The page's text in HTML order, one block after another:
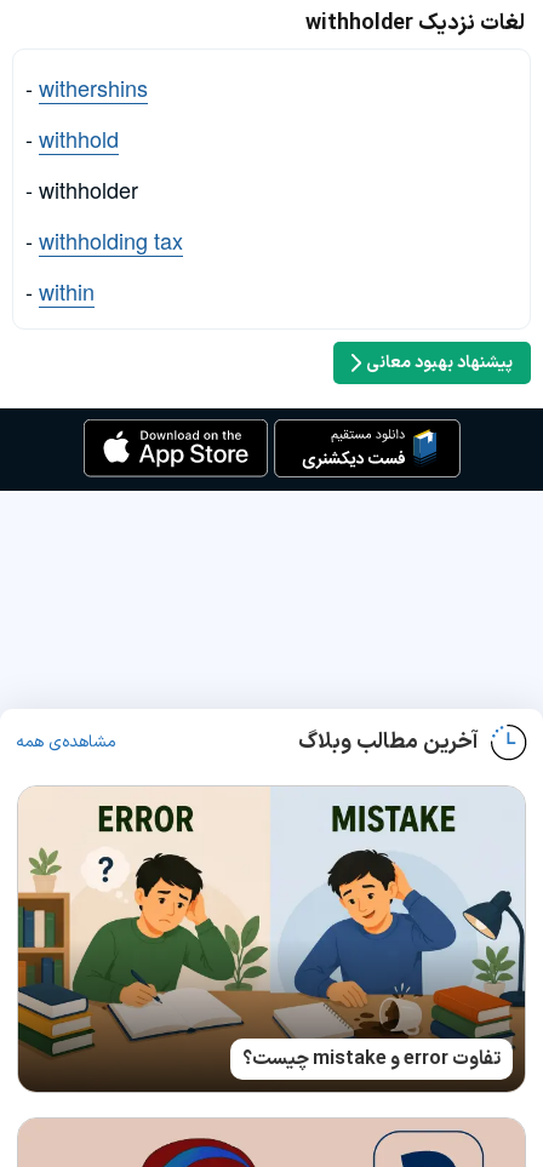
لغات نزدیک withholder
-withershins
-withhold
- withholder
-withholding tax
-within
پیشنهاد بهبود معانی
آخرین مطالب وبلاگ مشاهده‌ی همه
تفاوت error و mistake چیست؟